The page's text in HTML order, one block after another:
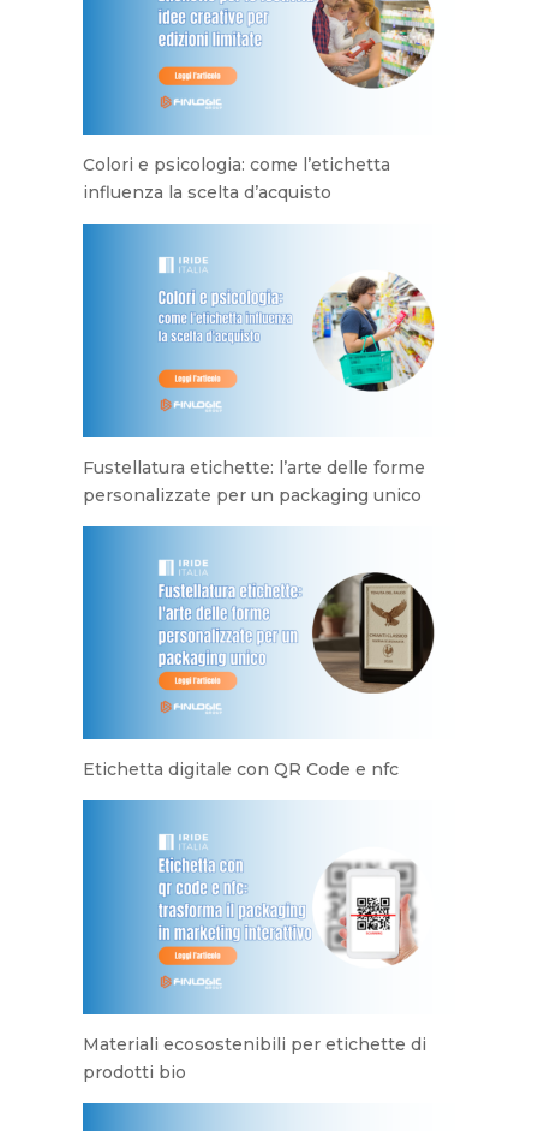
Colori e psicologia: come l’etichetta
influenza la scelta d’acquisto
Fustellatura etichette: l’arte delle forme
personalizzate per un packaging unico
Etichetta digitale con QR Code e nfc
Materiali ecosostenibili per etichette di
prodotti bio